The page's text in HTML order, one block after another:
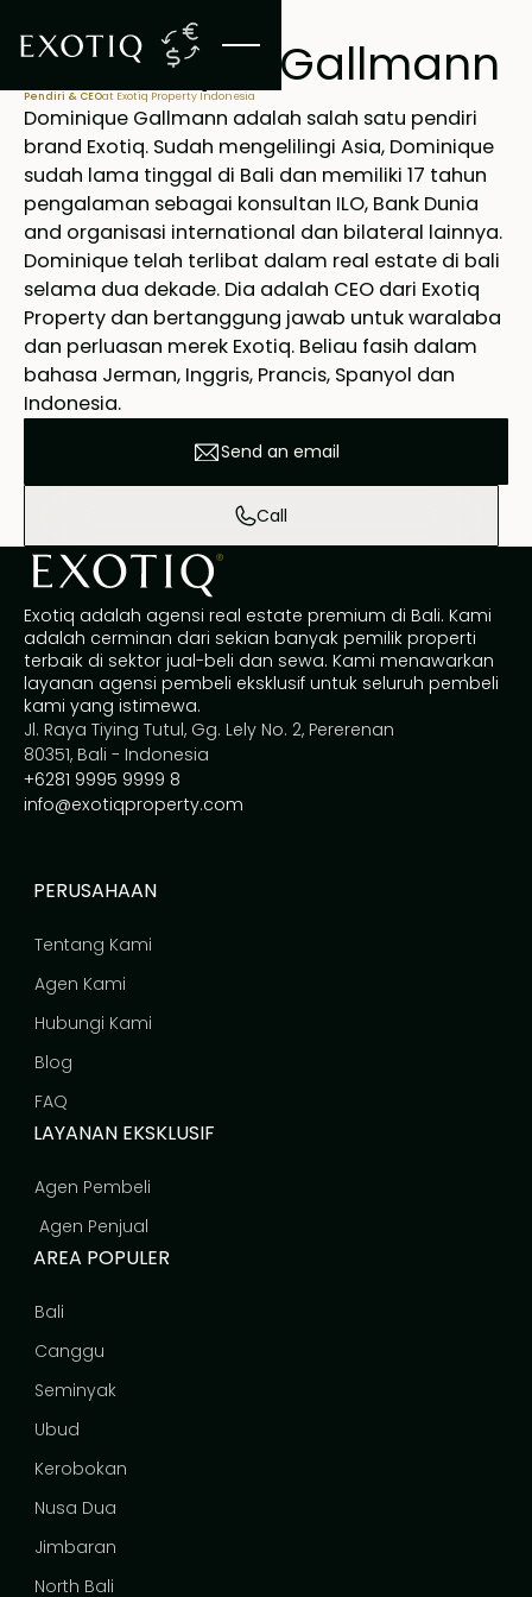
Dominique Gallmann
Pendiri & CEOat Exotiq Property Indonesia
Dominique Gallmann adalah salah satu pendiri
brand Exotiq. Sudah mengelilingi Asia, Dominique
sudah lama tinggal di Bali dan memiliki 17 tahun
pengalaman sebagai konsultan ILO, Bank Dunia
and organisasi international dan bilateral lainnya.
Dominique telah terlibat dalam real estate di bali
selama dua dekade. Dia adalah CEO dari Exotiq
Property dan bertanggung jawab untuk waralaba
dan perluasan merek Exotiq. Beliau fasih dalam
bahasa Jerman, Inggris, Prancis, Spanyol dan
Indonesia.
Send an email
Call
Exotiq adalah agensi real estate premium di Bali. Kami
adalah cerminan dari sekian banyak pemilik properti
terbaik di sektor jual-beli dan sewa. Kami menawarkan
layanan agensi pembeli eksklusif untuk seluruh pembeli
kami yang istimewa.
Jl. Raya Tiying Tutul, Gg. Lely No. 2, Pererenan
80351, Bali - Indonesia
+6281 9995 9999 8
info@exotiqproperty.com
PERUSAHAAN
Tentang Kami
Agen Kami
Hubungi Kami
Blog
FAQ
LAYANAN EKSKLUSIF
Agen Pembeli
Agen Penjual
AREA POPULER
Bali
Canggu
Seminyak
Ubud
Kerobokan
Nusa Dua
Jimbaran
North Bali